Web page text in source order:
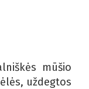
mūšio
uždegtos